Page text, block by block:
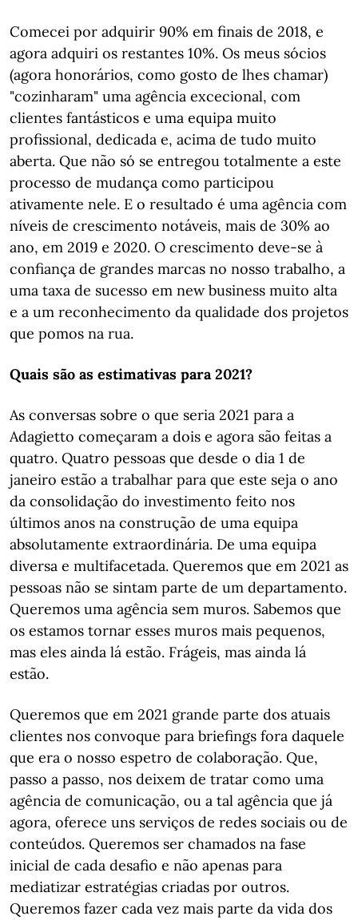
Comecei por adquirir 90% em finais de 2018, e
agora adquiri os restantes 10%. Os meus sócios
(agora honorários, como gosto de lhes chamar)
"cozinharam" uma agência excecional, com
clientes fantásticos e uma equipa muito
profissional, dedicada e, acima de tudo muito
aberta. Que não só se entregou totalmente a este
processo de mudança como participou
ativamente nele. E o resultado é uma agência com
níveis de crescimento notáveis, mais de 30% ao
ano, em 2019 e 2020. O crescimento deve-se à
confiança de grandes marcas no nosso trabalho, a
uma taxa de sucesso em new business muito alta
e a um reconhecimento da qualidade dos projetos
que pomos na rua.
Quais são as estimativas para 2021?
As conversas sobre o que seria 2021 para a
Adagietto começaram a dois e agora são feitas a
quatro. Quatro pessoas que desde o dia 1 de
janeiro estão a trabalhar para que este seja o ano
da consolidação do investimento feito nos
últimos anos na construção de uma equipa
absolutamente extraordinária. De uma equipa
diversa e multifacetada. Queremos que em 2021 as
pessoas não se sintam parte de um departamento.
Queremos uma agência sem muros. Sabemos que
os estamos tornar esses muros mais pequenos,
mas eles ainda lá estão. Frágeis, mas ainda lá
estão.
Queremos que em 2021 grande parte dos atuais
clientes nos convoque para briefings fora daquele
que era o nosso espetro de colaboração. Que,
passo a passo, nos deixem de tratar como uma
agência de comunicação, ou a tal agência que já
agora, oferece uns serviços de redes sociais ou de
conteúdos. Queremos ser chamados na fase
inicial de cada desafio e não apenas para
mediatizar estratégias criadas por outros.
Queremos fazer cada vez mais parte da vida dos